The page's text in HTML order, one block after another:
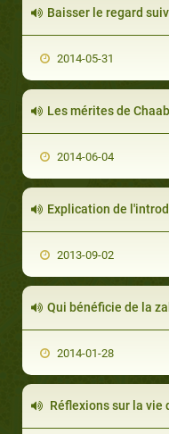
Baisser le regard suivi
2014-05-31
Les mérites de
2014-06-04
Explication de
2013-09-02
Qui bénéficie de la
2014-01-28
Réflexions sur la vie